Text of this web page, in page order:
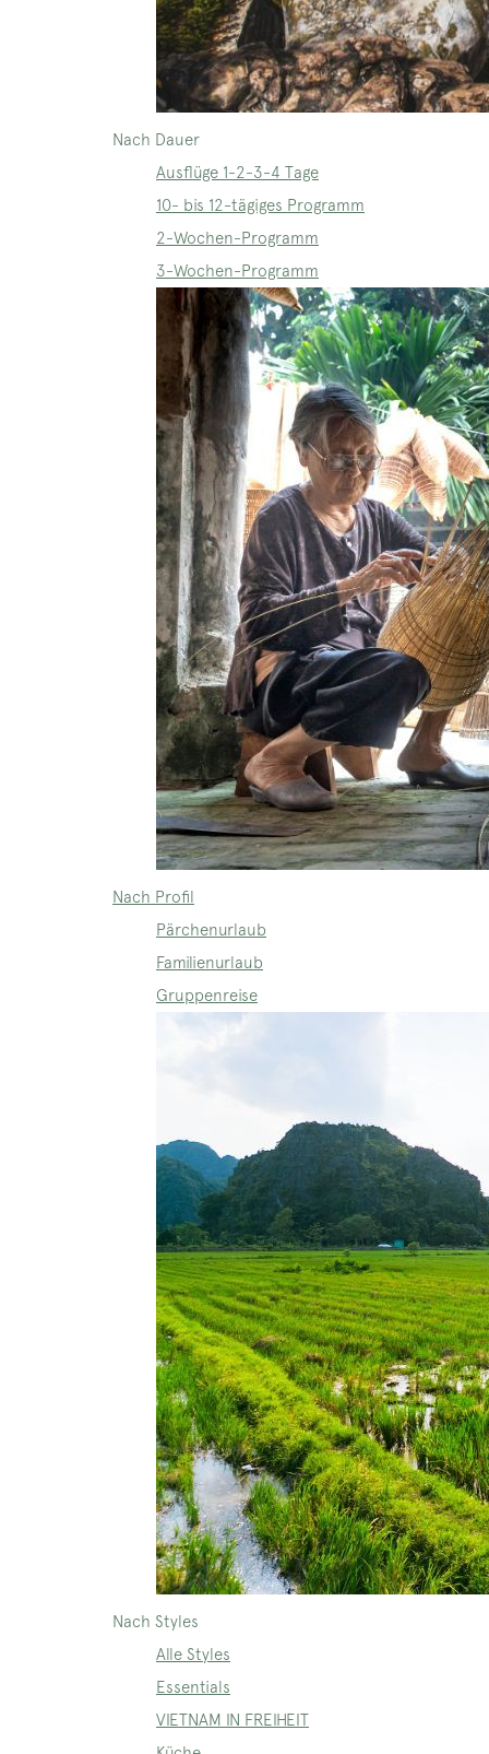
Nach Dauer
Ausflüge 1-2-3-4 Tage
10- bis 12-tägiges Programm
2-Wochen-Programm
3-Wochen-Programm
Nach Profil
Pärchenurlaub
Familienurlaub
Gruppenreise
Nach Styles
Alle Styles
Essentials
VIETNAM IN FREIHEIT